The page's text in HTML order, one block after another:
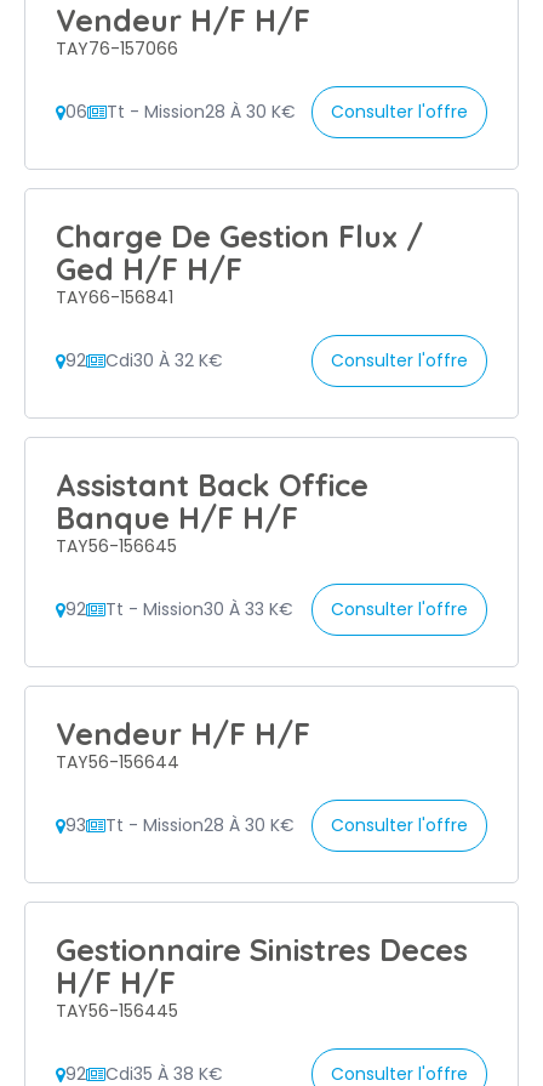
Vendeur H/F H/F
TAY76-157066
06 Tt - Mission28 À 30 K€ Consulter l'offre
Charge De Gestion Flux /
Ged H/F H/F
TAY66-156841
92 Cdi30 À 32 K€ Consulter l'offre
Assistant Back Office
Banque H/F H/F
TAY56-156645
92 Tt - Mission30 À 33 K€ Consulter l'offre
Vendeur H/F H/F
TAY56-156644
93 Tt - Mission28 À 30 K€ Consulter l'offre
Gestionnaire Sinistres Deces
H/F H/F
TAY56-156445
92 Cdi35 À 38 K€ Consulter l'offre